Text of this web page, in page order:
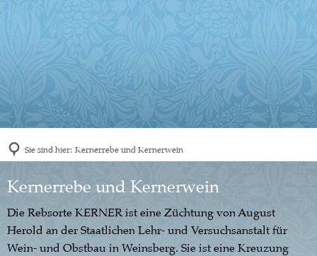
Sie sind hier: Kernerrebe und Kernerwein
und
Kernerwein
Kernerrebe und Kernerwein
Die Rebsorte KERNER ist eine Züchtung von August
Herold an der Staatlichen Lehr- und Versuchsanstalt für
Wein- und Obstbau in Weinsberg. Sie ist eine Kreuzung